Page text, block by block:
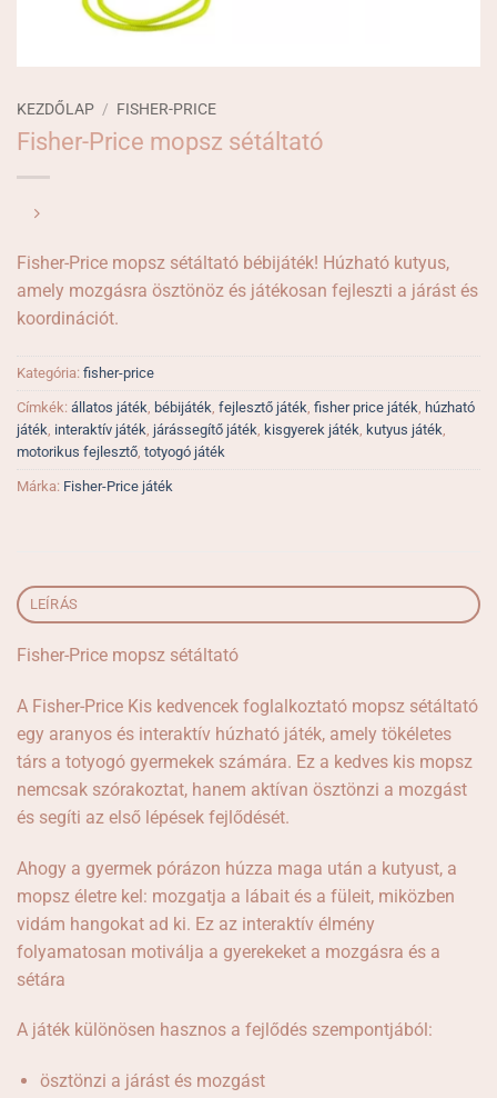
KEZDŐLAP / FISHER-PRICE
Fisher-Price mopsz sétáltató
Fisher-Price mopsz sétáltató bébijáték! Húzható kutyus,
amely mozgásra ösztönöz és játékosan fejleszti a járást és
koordinációt.
Kategória: fisher-price
Címkék: állatos játék, bébijáték, fejlesztő játék, fisher price játék, húzható
játék, interaktív játék, járássegítő játék, kisgyerek játék, kutyus játék,
motorikus fejlesztő, totyogó játék
Márka: Fisher-Price játék
LEÍRÁS
Fisher-Price mopsz sétáltató
A Fisher-Price Kis kedvencek foglalkoztató mopsz sétáltató
egy aranyos és interaktív húzható játék, amely tökéletes
társ a totyogó gyermekek számára. Ez a kedves kis mopsz
nemcsak szórakoztat, hanem aktívan ösztönzi a mozgást
és segíti az első lépések fejlődését.
Ahogy a gyermek pórázon húzza maga után a kutyust, a
mopsz életre kel: mozgatja a lábait és a füleit, miközben
vidám hangokat ad ki. Ez az interaktív élmény
folyamatosan motiválja a gyerekeket a mozgásra és a
sétára
A játék különösen hasznos a fejlődés szempontjából:
ösztönzi a járást és mozgást